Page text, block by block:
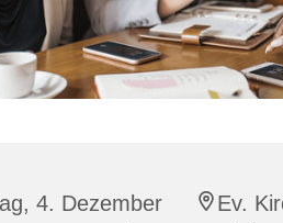
4. Dezember
Ev.